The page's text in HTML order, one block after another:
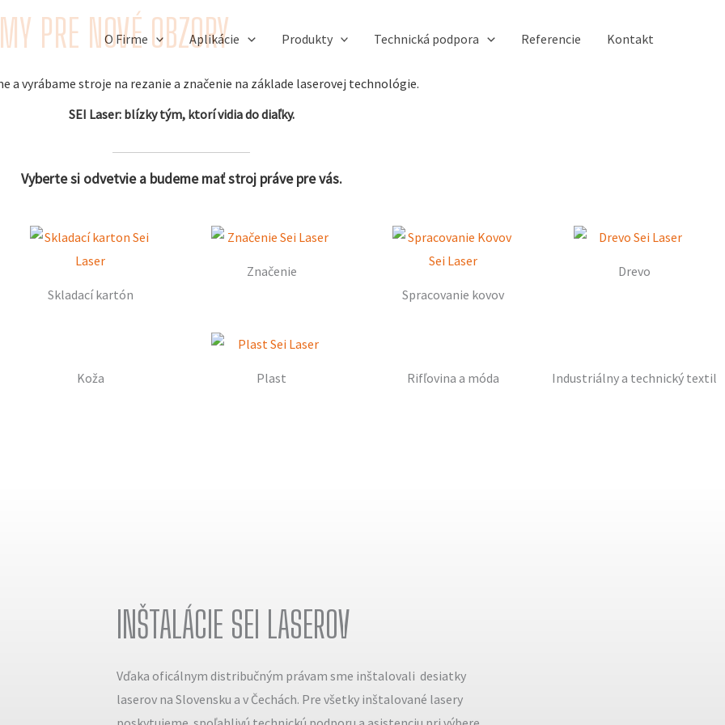
O Firme Aplikácie Produkty Technická podpora Referencie Kontakt
PRE NOVÉ OBZORY
a vyrábame stroje na rezanie a značenie na základe laserovej technológie.
SEI Laser: blízky tým, ktorí vidia do diaľky.
Vyberte si odvetvie a budeme mať stroj práve pre vás.
Skladací kartón
Značenie
Spracovanie kovov
Drevo
Koža Plast Rifľovina a móda Industriálny a technický textil
INŠTALÁCIE SEI LASEROV
Vďaka oficálnym distribučným právam sme inštalovali desiatky
laserov na Slovensku a v Čechách. Pre všetky inštalované lasery